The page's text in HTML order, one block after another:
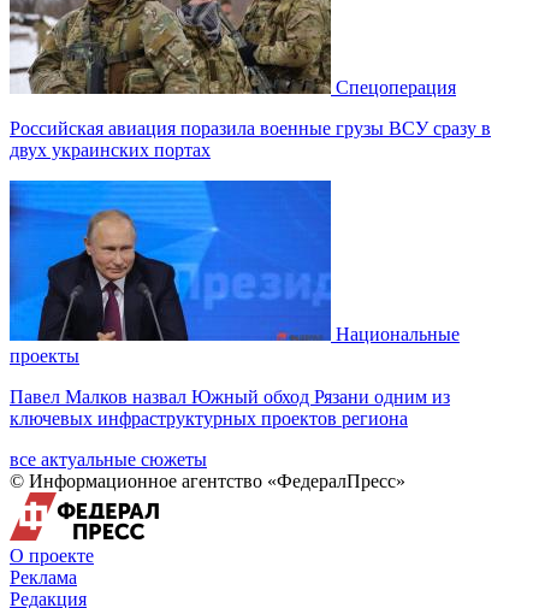
Спецоперация
Российская авиация поразила военные грузы ВСУ сразу в
двух украинских портах
Национальные
проекты
Павел Малков назвал Южный обход Рязани одним из
ключевых инфраструктурных проектов региона
все актуальные сюжеты
© Информационное агентство «ФедералПресс»
О проекте
Реклама
Редакция